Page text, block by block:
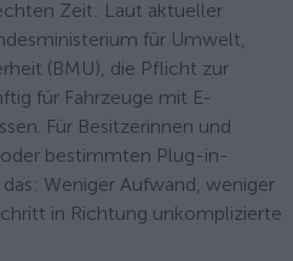
Zeit: Laut aktueller
für Umwelt,
(BMU), die Pflicht zur
für Fahrzeuge mit E-
Für Besitzerinnen und
oder bestimmten Plug-in-
Weniger Aufwand, weniger
in Richtung unkomplizierte